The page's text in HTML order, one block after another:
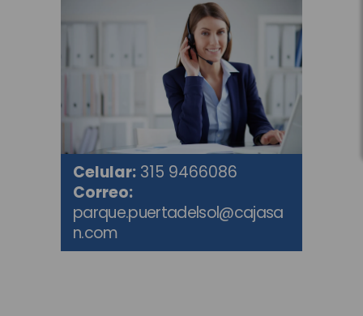
Celular: 315 9466086
Correo:
parque.puertadelsol@cajasa
n.com